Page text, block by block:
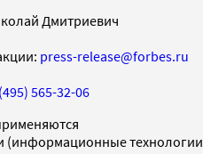
Дмитриевич
press-release@forbes.ru
565-32-06
(информационные технологии